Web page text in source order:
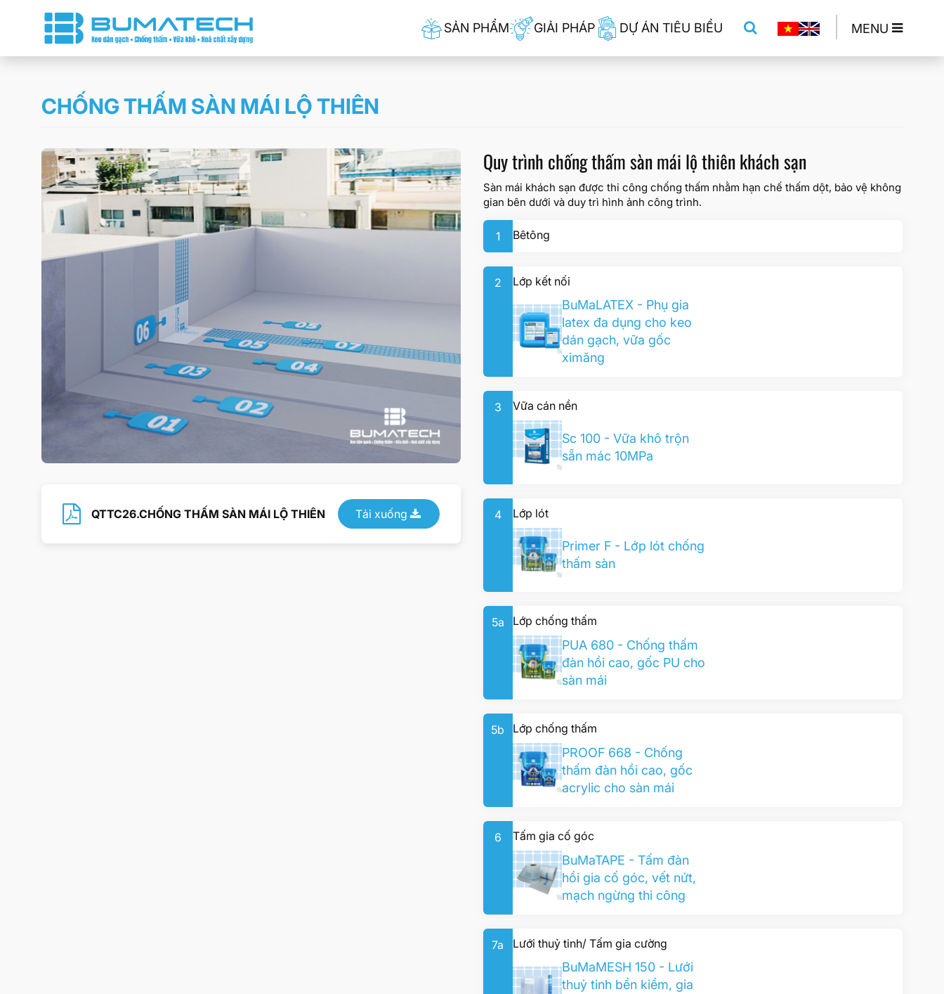
SẢN PHẨM GIẢI PHÁP DỰ ÁN TIÊU BIỂU MENU
CHỐNG THẤM SÀN MÁI LỘ THIÊN
QTTC26.CHỐNG THẤM SÀN MÁI LỘ THIÊN Tải xuống
Quy trình chống thấm sàn mái lộ thiên khách sạn
Sàn mái khách sạn được thi công chống thấm nhằm hạn chế thấm dột, bảo vệ không
gian bên dưới và duy trì hình ảnh công trình.
1 Bêtông
2 Lớp kết nối
BuMaLATEX - Phụ gia
latex đa dụng cho keo
dán gạch, vữa gốc
ximăng
3 Vữa cán nền
Sc 100 - Vữa khô trộn
sẵn mác 10MPa
4 Lớp lót
Primer F - Lớp lót chống
thấm sàn
5a Lớp chống thấm
PUA 680 - Chống thấm
đàn hồi cao, gốc PU cho
sàn mái
5b Lớp chống thấm
PROOF 668 - Chống
thấm đàn hồi cao, gốc
acrylic cho sàn mái
6 Tấm gia cố góc
BuMaTAPE - Tấm đàn
hồi gia cố góc, vết nứt,
mạch ngừng thi công
7a Lưới thuỷ tinh/ Tấm gia cường
BuMaMESH 150 - Lưới
thuỷ tinh bền kiềm, gia